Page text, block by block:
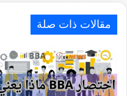
مقالات ذات صلة